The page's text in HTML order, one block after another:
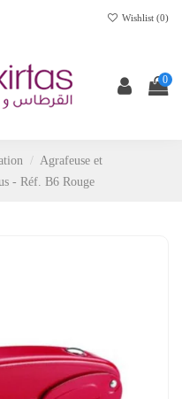
Wishlist (0)
0
Agrafeuse et
- Réf. B6 Rouge